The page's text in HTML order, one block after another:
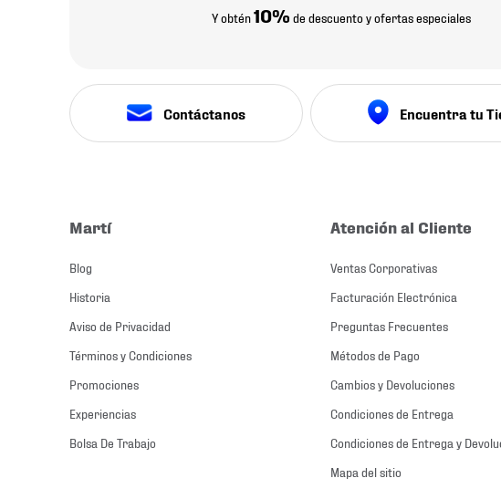
Y obtén10% de descuento y ofertas especiales
Contáctanos Encuentra tu
Martí
Blog
Historia
Aviso de Privacidad
Términos y Condiciones
Promociones
Experiencias
Bolsa De Trabajo
Atención al Cliente
Ventas Corporativas
Facturación Electrónica
Preguntas Frecuentes
Métodos de Pago
Cambios y Devoluciones
Condiciones de Entrega
Condiciones de Entrega y
Mapa del sitio